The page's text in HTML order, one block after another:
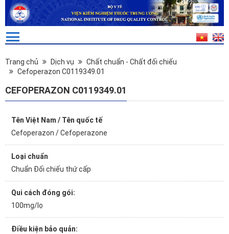
Trang chủ Dịch vụ
Chất chuẩn - Chất đối chiếu
Cefoperazon C0119349.01
CEFOPERAZON C0119349.01
Tên Việt Nam / Tên quốc tế
Cefoperazon / Cefoperazone
Loại chuẩn
Chuẩn Đối chiếu thứ cấp
Qui cách đóng gói:
100mg/lọ
Điều kiện bảo quản: